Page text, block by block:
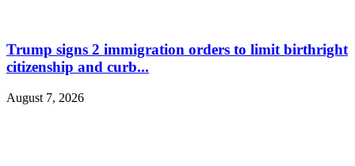
Trump signs 2 immigration orders to limit birthright
citizenship and curb...
August 7, 2026